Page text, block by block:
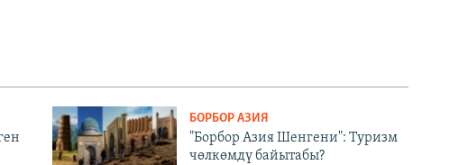
БОРБОР АЗИЯ
"Борбор Азия Шенгени": Туризм
чөлкөмдү байытабы?